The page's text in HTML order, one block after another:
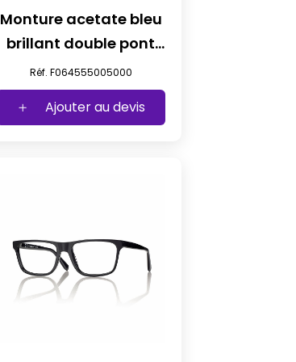
Monture acetate bleu
brillant double pont
t55
Réf. F064555005000
Ajouter au devis